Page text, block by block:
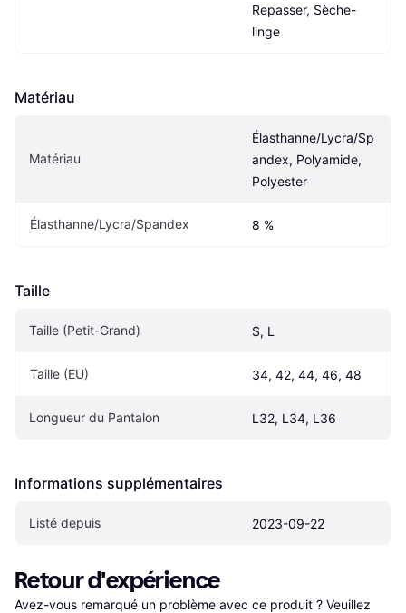
Repasser, Sèche-
linge
Matériau
Matériau
Élasthanne/Lycra/Sp
andex, Polyamide,
Polyester
Élasthanne/Lycra/Spandex 8 %
Taille
Taille (Petit-Grand) S, L
Taille (EU) 34, 42, 44, 46, 48
Longueur du Pantalon L32, L34, L36
Informations supplémentaires
Listé depuis 2023-09-22
Retour d'expérience
Avez-vous remarqué un problème avec ce produit ? Veuillez